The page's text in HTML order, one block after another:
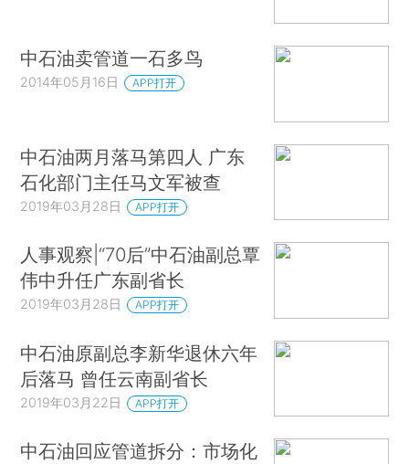
中石油卖管道一石多鸟
2014年05月16日 APP打开
中石油两月落马第四人 广东
石化部门主任马文军被查
2019年03月28日 APP打开
人事观察|“70后”中石油副总覃
伟中升任广东副省长
2019年03月28日 APP打开
中石油原副总李新华退休六年
后落马 曾任云南副省长
2019年03月22日 APP打开
中石油回应管道拆分：市场化